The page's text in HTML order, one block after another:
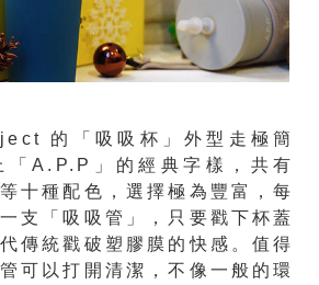
的「吸吸杯」外型走極簡
「A.P.P」的經典字樣，共有
十種配色，選擇極為豐富，每
支「吸吸管」，只要戳下杯蓋
傳統戳破塑膠膜的快感。值得
可以打開清潔，不像一般的環